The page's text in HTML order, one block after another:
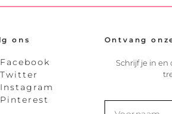
ons
Facebook
Twitter
Instagram
Pinterest
Ontvang
Schrijf je in